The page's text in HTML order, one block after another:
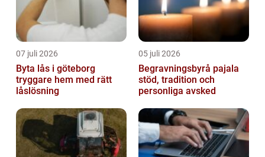
07 juli 2026
Byta lås i göteborg
tryggare hem med rätt
låslösning
05 juli 2026
Begravningsbyrå pajala
stöd, tradition och
personliga avsked